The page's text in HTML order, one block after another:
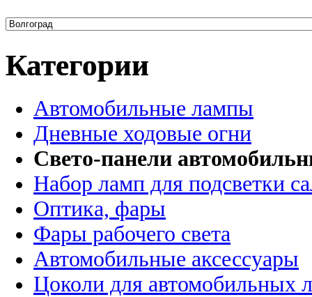
Категории
Автомобильные лампы
Дневные ходовые огни
Свето-панели
Набор ламп для подсветки
Оптика, фары
Фары рабочего света
Автомобильные аксессуары
Цоколи для автомобильных